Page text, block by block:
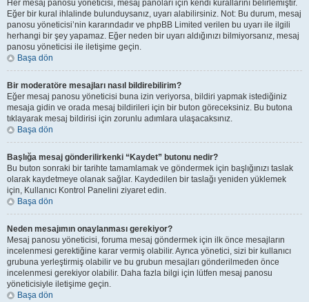
Her mesaj panosu yöneticisi, mesaj panoları için kendi kurallarını belirlemiştir.
Eğer bir kural ihlalinde bulunduysanız, uyarı alabilirsiniz. Not: Bu durum, mesaj
panosu yöneticisi’nin kararındadır ve phpBB Limited verilen bu uyarı ile ilgili
herhangi bir şey yapamaz. Eğer neden bir uyarı aldığınızı bilmiyorsanız, mesaj
panosu yöneticisi ile iletişime geçin.
Başa dön
Bir moderatöre mesajları nasıl bildirebilirim?
Eğer mesaj panosu yöneticisi buna izin veriyorsa, bildiri yapmak istediğiniz
mesaja gidin ve orada mesaj bildirileri için bir buton göreceksiniz. Bu butona
tıklayarak mesaj bildirisi için zorunlu adımlara ulaşacaksınız.
Başa dön
Başlığa mesaj gönderilirkenki “Kaydet” butonu nedir?
Bu buton sonraki bir tarihte tamamlamak ve göndermek için başlığınızı taslak
olarak kaydetmeye olanak sağlar. Kaydedilen bir taslağı yeniden yüklemek
için, Kullanıcı Kontrol Panelini ziyaret edin.
Başa dön
Neden mesajımın onaylanması gerekiyor?
Mesaj panosu yöneticisi, foruma mesaj göndermek için ilk önce mesajların
incelenmesi gerektiğine karar vermiş olabilir. Ayrıca yönetici, sizi bir kullanıcı
grubuna yerleştirmiş olabilir ve bu grubun mesajları gönderilmeden önce
incelenmesi gerekiyor olabilir. Daha fazla bilgi için lütfen mesaj panosu
yöneticisiyle iletişime geçin.
Başa dön